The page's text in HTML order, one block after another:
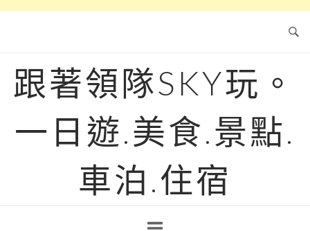
跟著領隊SKY玩。
一日遊.美食.景點.
車泊.住宿